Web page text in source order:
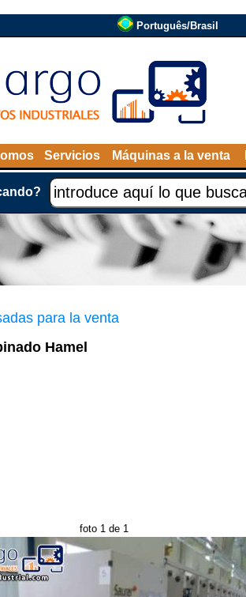
Português/Brasil
Servicios Máquinas a la venta
para la venta
Hamel
foto 1 de 1